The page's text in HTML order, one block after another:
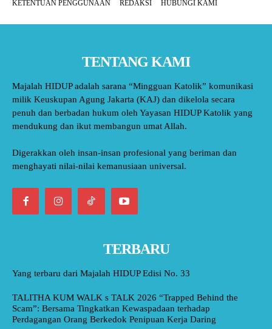
KETENTUAN PENGGUNAAN
REDAKSI HUBUNGI KAMI
TENTANG KAMI
Majalah HIDUP adalah sarana “Mingguan Katolik” komunikasi
milik Keuskupan Agung Jakarta (KAJ) dan dikelola secara
penuh dan berbadan hukum oleh Yayasan HIDUP Katolik yang
mendukung dan ikut membangun umat Allah.
Digerakkan oleh insan-insan profesional yang beriman dan
menghayati nilai-nilai kemanusiaan universal.
TERBARU
Yang terbaru dari Majalah HIDUP Edisi No. 33
TALITHA KUM WALK s TALK 2026 “Trapped Behind the
Scam”: Bersama Tingkatkan Kewaspadaan terhadap
Perdagangan Orang Berkedok Penipuan Kerja Daring